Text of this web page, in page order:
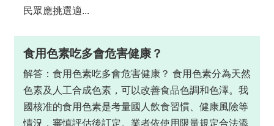
民眾應挑選適...
食用色素吃多會危害健康？
解答：食用色素吃多會危害健康？ 食用色素分為天然
色素及人工合成色素，可以改善食品色調和色澤。我
國核准的食用色素是考量國人飲食習慣、健康風險等
情況，審慎評估後訂定。業者依使用限量規定合法添